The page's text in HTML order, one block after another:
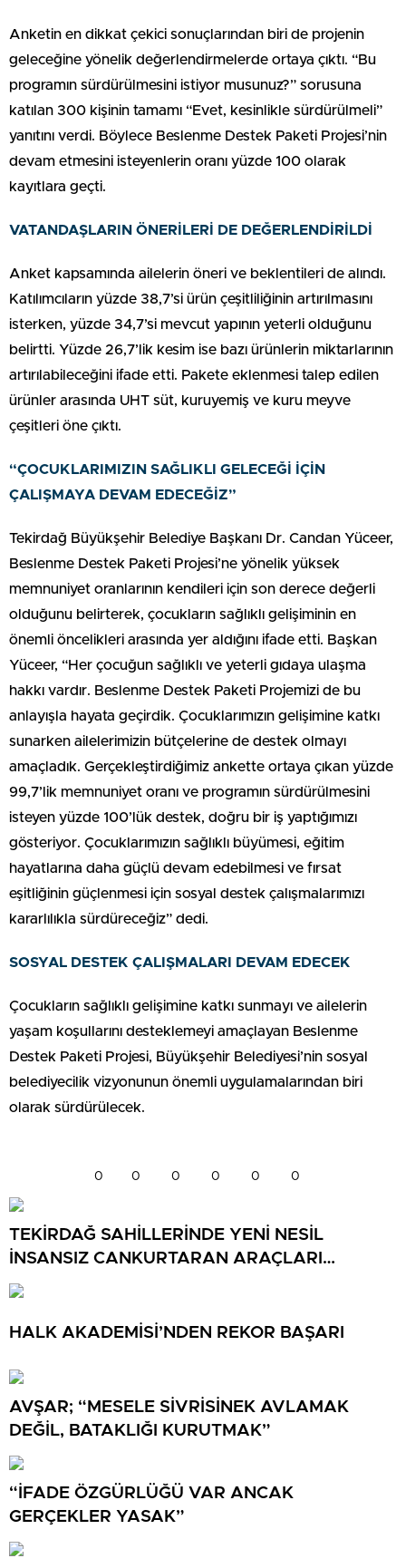
Anketin en dikkat çekici sonuçlarından biri de projenin
geleceğine yönelik değerlendirmelerde ortaya çıktı. “Bu
programın sürdürülmesini istiyor musunuz?” sorusuna
katılan 300 kişinin tamamı “Evet, kesinlikle sürdürülmeli”
yanıtını verdi. Böylece Beslenme Destek Paketi Projesi’nin
devam etmesini isteyenlerin oranı yüzde 100 olarak
kayıtlara geçti.
VATANDAŞLARIN ÖNERİLERİ DE DEĞERLENDİRİLDİ
Anket kapsamında ailelerin öneri ve beklentileri de alındı.
Katılımcıların yüzde 38,7’si ürün çeşitliliğinin artırılmasını
isterken, yüzde 34,7’si mevcut yapının yeterli olduğunu
belirtti. Yüzde 26,7’lik kesim ise bazı ürünlerin miktarlarının
artırılabileceğini ifade etti. Pakete eklenmesi talep edilen
ürünler arasında UHT süt, kuruyemiş ve kuru meyve
çeşitleri öne çıktı.
“ÇOCUKLARIMIZIN SAĞLIKLI GELECEĞİ İÇİN
ÇALIŞMAYA DEVAM EDECEĞİZ”
Tekirdağ Büyükşehir Belediye Başkanı Dr. Candan Yüceer,
Beslenme Destek Paketi Projesi’ne yönelik yüksek
memnuniyet oranlarının kendileri için son derece değerli
olduğunu belirterek, çocukların sağlıklı gelişiminin en
önemli öncelikleri arasında yer aldığını ifade etti. Başkan
Yüceer, “Her çocuğun sağlıklı ve yeterli gıdaya ulaşma
hakkı vardır. Beslenme Destek Paketi Projemizi de bu
anlayışla hayata geçirdik. Çocuklarımızın gelişimine katkı
sunarken ailelerimizin bütçelerine de destek olmayı
amaçladık. Gerçekleştirdiğimiz ankette ortaya çıkan yüzde
99,7’lik memnuniyet oranı ve programın sürdürülmesini
isteyen yüzde 100’lük destek, doğru bir iş yaptığımızı
gösteriyor. Çocuklarımızın sağlıklı büyümesi, eğitim
hayatlarına daha güçlü devam edebilmesi ve fırsat
eşitliğinin güçlenmesi için sosyal destek çalışmalarımızı
kararlılıkla sürdüreceğiz” dedi.
SOSYAL DESTEK ÇALIŞMALARI DEVAM EDECEK
Çocukların sağlıklı gelişimine katkı sunmayı ve ailelerin
yaşam koşullarını desteklemeyi amaçlayan Beslenme
Destek Paketi Projesi, Büyükşehir Belediyesi’nin sosyal
belediyecilik vizyonunun önemli uygulamalarından biri
olarak sürdürülecek.
0 0 0 0 0 0
TEKİRDAĞ SAHİLLERİNDE YENİ NESİL
İNSANSIZ CANKURTARAN ARAÇLARI
GÖREVDE
HALK AKADEMİSİ’NDEN REKOR BAŞARI
AVŞAR; “MESELE SİVRİSİNEK AVLAMAK
DEĞİL, BATAKLIĞI KURUTMAK”
“İFADE ÖZGÜRLÜĞÜ VAR ANCAK
GERÇEKLER YASAK”